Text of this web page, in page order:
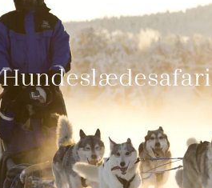
Hundeslædesafari